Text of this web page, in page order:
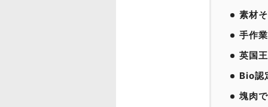
素材
手作
英国
Bio認
塊肉